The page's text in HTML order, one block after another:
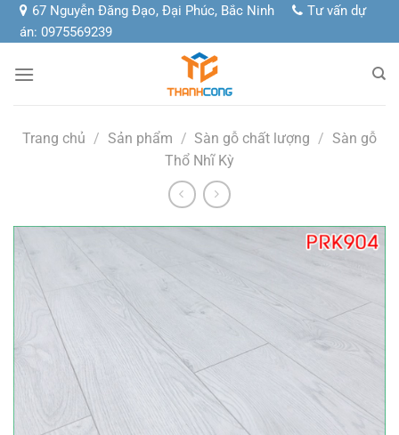
Chuyển
đến
dung
67 Nguyễn Đăng Đạo, Đại Phúc, Bắc Ninh
Tư vấn dự
án: 0975569239
Trang chủ / Sản phẩm / Sàn gỗ chất lượng / Sàn gỗ
Thổ Nhĩ Kỳ